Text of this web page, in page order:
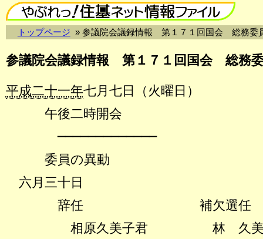
トップページ » 参議院会議録情報 第１７１回国会 総務委
参議院会議録情報 第１７１回国会 総務
平成二十一年七月七日（火曜日）
午後二時開会
─────────────
委員の異動
六月三十日
辞任 補欠選任
相原久美子君
林 久